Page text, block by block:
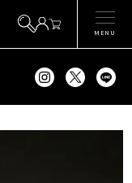
MENU